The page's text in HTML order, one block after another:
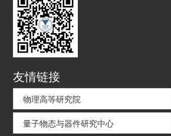
友情链接
物理高等研究院
量子物态与器件研究中心